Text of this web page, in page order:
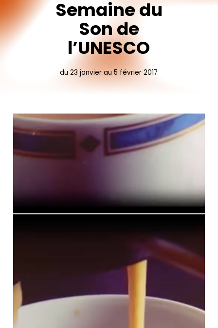
Semainedu
Sonde
l’UNESCO
du 23 janvier au 5 février 2017